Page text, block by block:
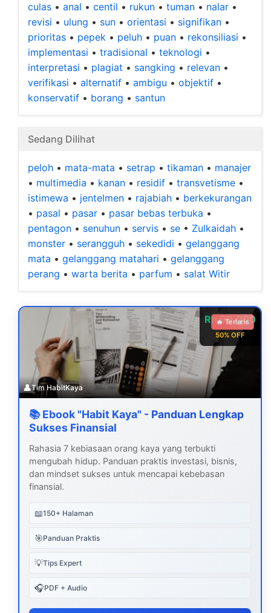
culas • anal • centil • rukun • tuman • nalar •
revisi • ulung • sun • orientasi • signifikan •
prioritas • pepek • peluh • puan • rekonsiliasi •
implementasi • tradisional • teknologi •
interpretasi • plagiat • sangking • relevan •
verifikasi • alternatif • ambigu • objektif •
konservatif • borang • santun
Sedang Dilihat
peloh • mata-mata • setrap • tikaman • manajer
• multimedia • kanan • residif • transvetisme •
istimewa • jentelmen • rajabiah • berkekurangan
• pasal • pasar • pasar bebas terbuka •
pentagon • senuhun • servis • se • Zulkaidah •
monster • serangguh • sekedidi • gelanggang
mata • gelanggang matahari • gelanggang
perang • warta berita • parfum • salat Witir
Rp 99.000
50% OFF
🔥 Terlaris
👤Tim HabitKaya
📚 Ebook "Habit Kaya" - Panduan Lengkap
Sukses Finansial
Rahasia 7 kebiasaan orang kaya yang terbukti
mengubah hidup. Panduan praktis investasi, bisnis,
dan mindset sukses untuk mencapai kebebasan
finansial.
📖150+ Halaman
🎯Panduan Praktis
💡Tips Expert
🎧PDF + Audio